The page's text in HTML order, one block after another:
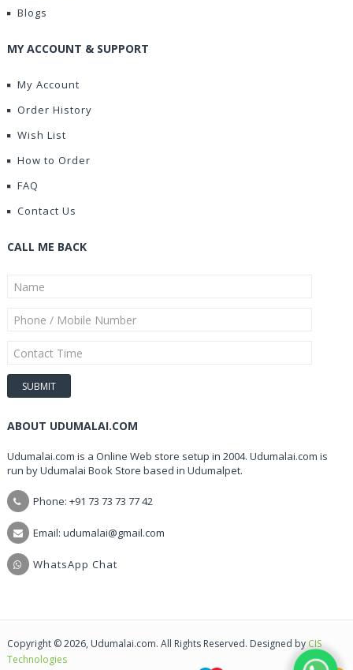
Blogs
MY ACCOUNT & SUPPORT
My Account
Order History
Wish List
How to Order
FAQ
Contact Us
CALL ME BACK
ABOUT UDUMALAI.COM
Udumalai.com is a Online Web store setup in 2004. Udumalai.com is
run by Udumalai Book Store based in Udumalpet.
Phone: +91 73 73 73 77 42
Email: udumalai@gmail.com
WhatsApp Chat
Copyright © 2026, Udumalai.com. All Rights Reserved. Designed by CIS
Technologies